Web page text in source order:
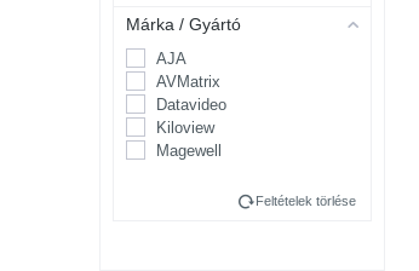
Márka / Gyártó
AJA
AVMatrix
Datavideo
Kiloview
Magewell
Feltételek törlése